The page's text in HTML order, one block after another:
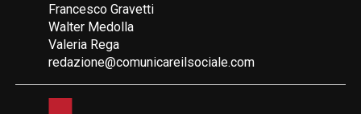
Francesco Gravetti
Walter Medolla
Valeria Rega
redazione@comunicareilsociale.com